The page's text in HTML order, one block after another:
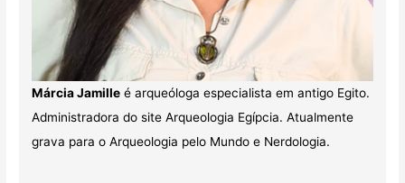
Márcia Jamilleé arqueóloga especialista em antigo Egito.
Administradora do site Arqueologia Egípcia. Atualmente
grava para o Arqueologia pelo Mundo e Nerdologia.